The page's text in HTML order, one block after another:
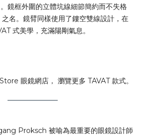
鏡框外圍的立體坑線細節簡約而不失格
名。鏡臂同樣使用了鏤空雙線設計，在
式美學，充滿陽剛氣息。
眼鏡網店， 瀏覽更多 TAVAT 款式。
Proksch 被喻為最重要的眼鏡設計師